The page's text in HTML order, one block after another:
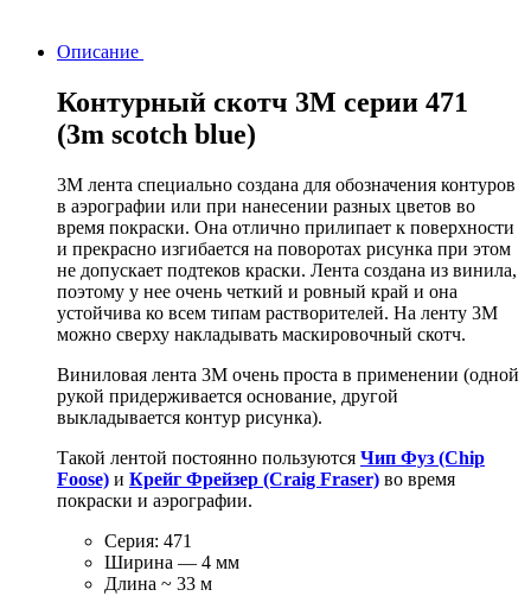
Описание
Контурный скотч 3M серии 471
(3m scotch blue)
3M лента специально создана для обозначения контуров
в аэрографии или при нанесении разных цветов во
время покраски. Она отлично прилипает к поверхности
и прекрасно изгибается на поворотах рисунка при этом
не допускает подтеков краски. Лента создана из винила,
поэтому у нее очень четкий и ровный край и она
устойчива ко всем типам растворителей. На ленту 3M
можно сверху накладывать маскировочный скотч.
Виниловая лента 3M очень проста в применении (одной
рукой придерживается основание, другой
выкладывается контур рисунка).
Такой лентой постоянно пользуются Чип Фуз (Chip
Foose) и Крейг Фрейзер (Craig Fraser) во время
покраски и аэрографии.
Серия: 471
Ширина — 4 мм
Длина ~ 33 м